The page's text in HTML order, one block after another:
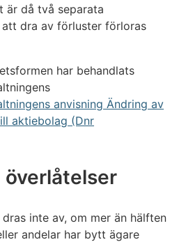
är då två separata
dra av förluster förloras
har behandlats
anvisning Ändring av
aktiebolag (Dnr
överlåtelser
inte av, om mer än hälften
andelar har bytt ägare